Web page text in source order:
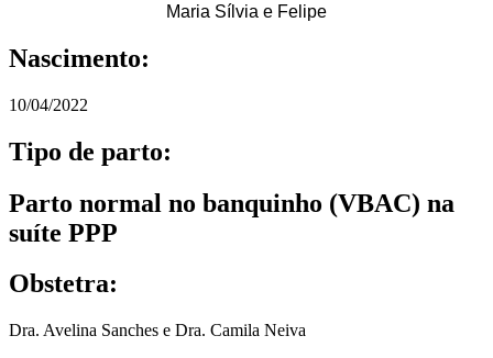
Maria Sílvia e Felipe
Nascimento:
10/04/2022
Tipo de parto:
Parto normal no banquinho (VBAC) na
suíte PPP
Obstetra:
Dra. Avelina Sanches e Dra. Camila Neiva